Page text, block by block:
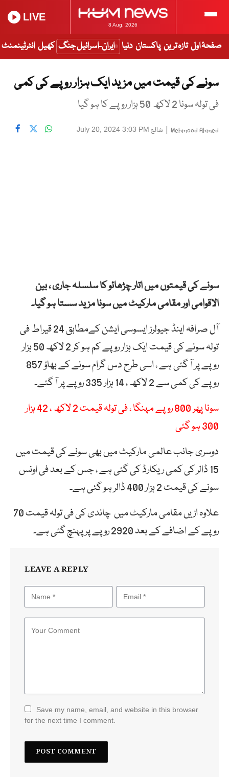
8 Aug, 2026
LIVE
صفحۂ اول تازہ ترین پاکستان دنیا ایران-اسرائیل جنگ کھیل انٹرٹینمنٹ
سونے کی قیمت میں مزید ایک ہزار روپے کی کمی
فی تولہ سونا 2 لاکھ 50 ہزار روپے کا ہو گیا
Mehmood Ahmed
| شائع July 20, 2024 3:03 PM
سونے کی قیمتوں میں اتار چڑھائو کا سلسلہ جاری ، بین
الاقوامی اور مقامی مارکیٹ میں سونا مزید سستا ہو گیا۔
آل صرافہ اینڈ جیولرز ایسوسی ایشن کےمطابق 24 قیراط فی
تولہ سونے کی قیمت ایک ہزار روپے کم ہو کر 2 لاکھ 50 ہزار
روپے پر آ گئی ہے ، اسی طرح دس گرام سونے کے بھاؤ 857
روپے کی کمی سے 2 لاکھ ، 14 ہزار 335 روپے پر آ گئے۔
سونا پھر 800 روپے مہنگا ، فی تولہ قیمت 2 لاکھ ، 42 ہزار
300 ہو گئی
دوسری جانب عالمی مارکیٹ میں بھی سونے کی قیمت میں
15 ڈالر کی کمی ریکارڈ کی گئی ہے ، جس کے بعد فی اونس
سونے کی قیمت 2 ہزار 400 ڈالر ہو گئی ہے۔
علاوہ ازیں مقامی مارکیٹ میں چاندی کی فی تولہ قیمت 70
روپے کے اضافے کے بعد 2920 روپے پر پہنچ گئی ہے۔
LEAVE A REPLY
Save my name, email, and website in this browser
for the next time I comment.